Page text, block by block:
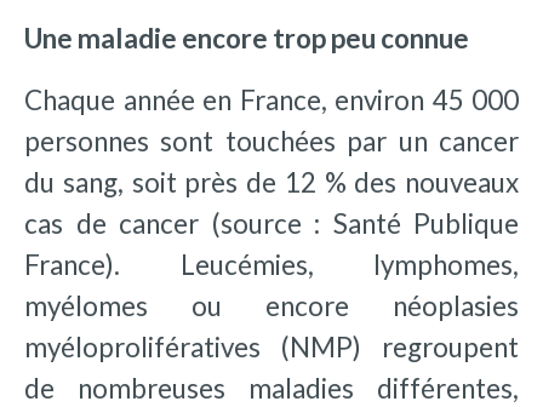
Une maladie encore trop peu connue
Chaque année en France, environ 45 000
personnes sont touchées par un cancer
du sang, soit près de 12 % des nouveaux
cas de cancer (source : Santé Publique
France). Leucémies, lymphomes,
myélomes ou encore néoplasies
myéloprolifératives (NMP) regroupent
de nombreuses maladies différentes,